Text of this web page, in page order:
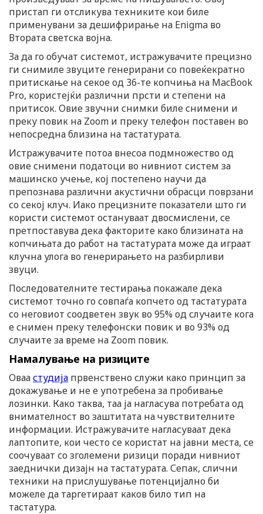
пристап ги отсликува техниките кои биле
применувани за дешифрирање на Enigma во
Втората светска војна.
За да го обучат системот, истражувачите прецизно
ги снимиле звуците генерирани со повеќекратно
притискање на секое од 36-те копчиња на MacBook
Pro, користејќи различни прсти и степени на
притисок. Овие звучни снимки биле снимени и
преку повик на Zoom и преку телефон поставен во
непосредна близина на тастатурата.
Истражувачите потоа внесоа подмножество од
овие снимени податоци во нивниот систем за
машинско учење, кој постепено научи да
препознава различни акустични обрасци поврзани
со секој клуч. Иако прецизните показатели што ги
користи системот остануваат двосмислени, се
претпоставува дека факторите како близината на
копчињата до работ на тастатурата може да играат
клучна улога во генерирањето на разбирливи
звуци.
Последователните тестирања покажале дека
системот точно го совпаѓа копчето од тастатурата
со неговиот соодветен звук во 95% од случаите кога
е снимен преку телефонски повик и во 93% од
случаите за време на Zoom повик.
Намалување на ризиците
Оваастудија првенствено служи како принцип за
докажување и не е употребена за пробивање
лозинки. Како таква, таа ја нагласува потребата од
внимателност во заштитата на чувствителните
информации. Истражувачите нагласуваат дека
лаптопите, кои често се користат на јавни места, се
соочуваат со зголемени ризици поради нивниот
заеднички дизајн на тастатурата. Сепак, слични
техники на прислушување потенцијално би
можеле да таргетираат каков било тип на
тастатура.